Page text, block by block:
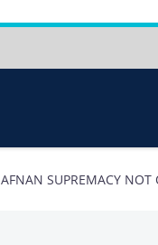
AFNAN SUPREMACY